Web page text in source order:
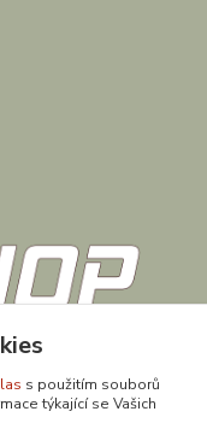
s použitím souborů
týkající se Vašich